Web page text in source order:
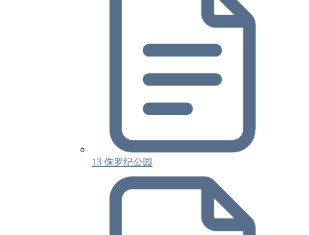
13 侏罗纪公园